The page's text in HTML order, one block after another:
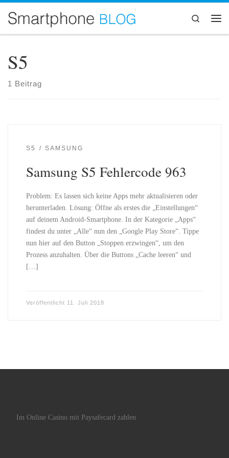
Zum Inhalt springen
Search
S5
1 Beitrag
S5 SAMSUNG
Samsung S5 Fehlercode 963
Problem: Es lassen sich keine Apps mehr aktualisieren oder
herunterladen. Lösung: Öffne als erstes die „Einstellungen“
auf deinem Android-Smartphone. In der Kategorie „Apps“
findest du unter „Alle“ nun den „Google Play Store“. Tippe
nun hier auf den Button „Stoppen erzwingen“, um den
Prozess anzuhalten. Über die Buttons „Cache leeren“ und
[…]
Veröffentlicht 11. Juli 2018
Im Online Casino mit Paysafecard zahlen